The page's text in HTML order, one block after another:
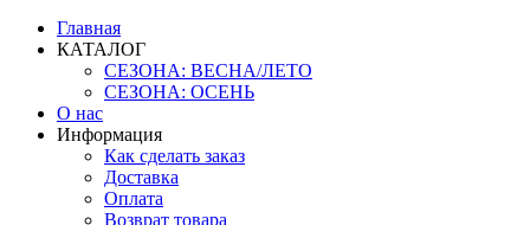
Главная
КАТАЛОГ
СЕЗОНА: ВЕСНА/ЛЕТО
СЕЗОНА: ОСЕНЬ
О нас
Информация
Как сделать заказ
Доставка
Оплата
Возврат товара